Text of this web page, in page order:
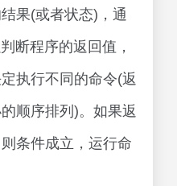
果(或者状态)，通
断程序的返回值，
执行不同的命令(返
顺序排列)。如果返
条件成立，运行命